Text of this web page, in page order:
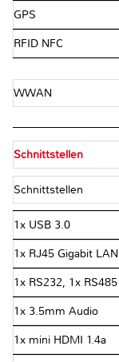
GPS
RFID NFC
WWAN
Schnittstellen
Schnittstellen
1x USB 3.0
1x RJ45 Gigabit LAN
1x RS232, 1x RS485
1x 3.5mm Audio
1x mini HDMI 1.4a